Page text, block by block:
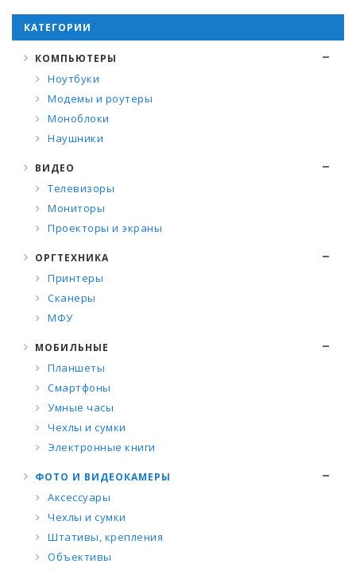
КАТЕГОРИИ
КОМПЬЮТЕРЫ
Ноутбуки
Модемы и роутеры
Моноблоки
Наушники
ВИДЕО
Телевизоры
Мониторы
Проекторы и экраны
ОРГТЕХНИКА
Принтеры
Сканеры
МФУ
МОБИЛЬНЫЕ
Планшеты
Смартфоны
Умные часы
Чехлы и сумки
Электронные книги
ФОТО И ВИДЕОКАМЕРЫ
Аксессуары
Чехлы и сумки
Штативы, крепления
Объективы